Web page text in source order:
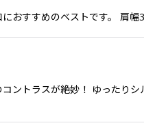
おすすめのベストです。 肩
ントラスが絶妙！ ゆったり